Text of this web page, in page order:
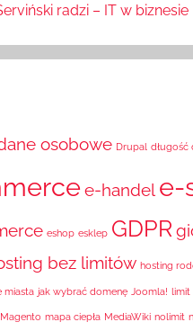
radzi – IT w biznesie
osobowe Drupal długość
e-handel e-
eshop esklep GDPR
bez limitów hosting
miasta jak wybrać domenę Joomla! limit
Magento mapa ciepła MediaWiki nolimit